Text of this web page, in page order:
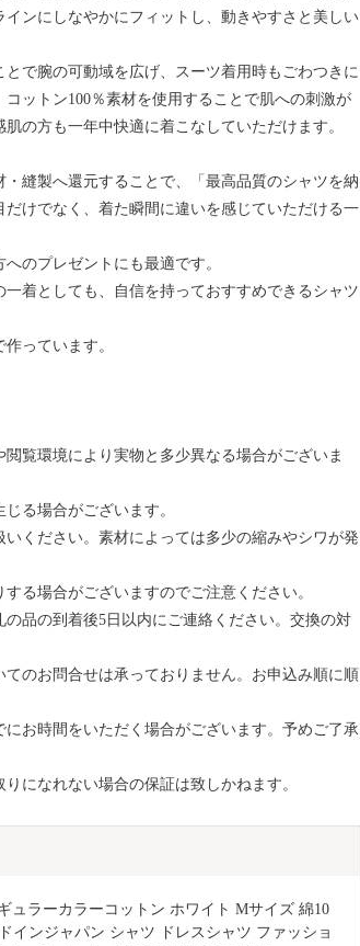
ンにしなやかにフィットし、動きやすさと美しい
で腕の可動域を広げ、スーツ着用時もごわつきに
ットン100％素材を使用することで肌への刺激が
の方も一年中快適に着こなしていただけます。
縫製へ還元することで、「最高品質のシャツを納
けでなく、着た瞬間に違いを感じていただける一
のプレゼントにも最適です。
着としても、自信を持っておすすめできるシャツ
っています。
覧環境により実物と多少異なる場合がございま
る場合がございます。
ください。素材によっては多少の縮みやシワが発
る場合がございますのでご注意ください。
品の到着後5日以内にご連絡ください。交換の対
のお問合せは承っておりません。お申込み順に順
お時間をいただく場合がございます。予めご了承
になれない場合の保証は致しかねます。
ュラーカラーコットン ホワイト Mサイズ 綿10
インジャパン シャツ ドレスシャツ ファッショ